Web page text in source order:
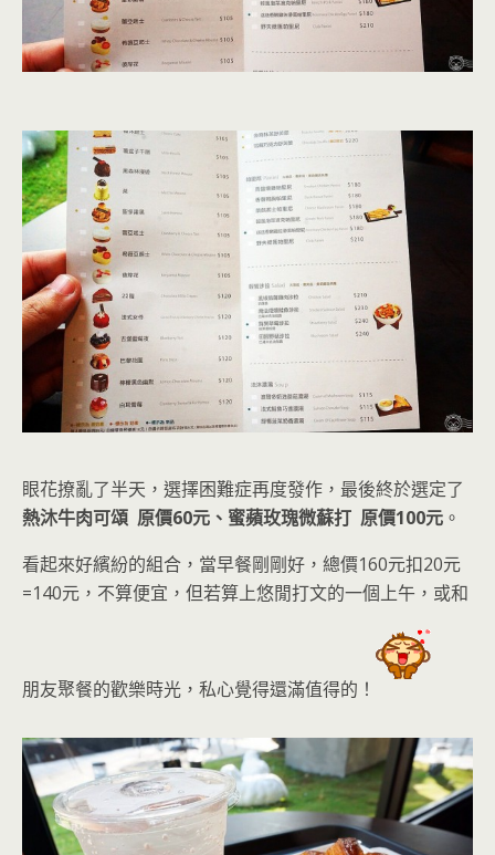
眼花撩亂了半天，選擇困難症再度發作，最後終於選定了
熱沐牛肉可頌 原價60元、蜜蘋玫瑰微蘇打 原價100元 。
看起來好繽紛的組合，當早餐剛剛好，總價160元扣20元
=140元，不算便宜，但若算上悠閒打文的一個上午，或和
朋友聚餐的歡樂時光 ，私心覺得還滿值得的！